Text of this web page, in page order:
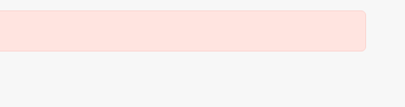
klientów, którzy regularnie wracają, aby skorzystać z
ekologiczne torby na zakupy oraz starają się
rozwój i ochronę środowiska.Livioto sieć sklepów